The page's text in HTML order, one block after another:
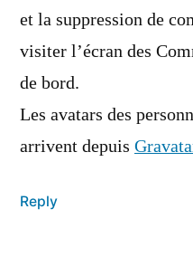
et la suppression de
visiter l’écran des
de bord.
Les avatars des
arrivent depuis
Reply